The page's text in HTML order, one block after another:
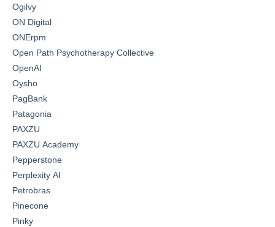
Ogilvy
ON Digital
ONErpm
Open Path Psychotherapy Collective
OpenAI
Oysho
PagBank
Patagonia
PAXZU
PAXZU Academy
Pepperstone
Perplexity AI
Petrobras
Pinecone
Pinky